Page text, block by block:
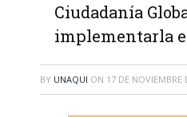
Ciudadanía
implementarla
BY UNAQUI ON 17 DE NOVIEMBRE